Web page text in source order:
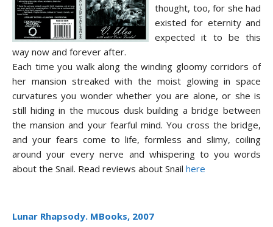
thought, too, for she had
existed for eternity and
expected it to be this
way now and forever after.
Each time you walk along the winding gloomy corridors of
her mansion streaked with the moist glowing in space
curvatures you wonder whether you are alone, or she is
still hiding in the mucous dusk building a bridge between
the mansion and your fearful mind. You cross the bridge,
and your fears come to life, formless and slimy, coiling
around your every nerve and whispering to you words
about the Snail. Read reviews about Snail here
Lunar Rhapsody. MBooks, 2007